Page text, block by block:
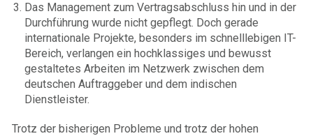
Das Management zum Vertragsabschluss hin und in der
Durchführung wurde nicht gepflegt. Doch gerade
internationale Projekte, besonders im schnelllebigen IT-
Bereich, verlangen ein hochklassiges und bewusst
gestaltetes Arbeiten im Netzwerk zwischen dem
deutschen Auftraggeber und dem indischen
Dienstleister.
Trotz der bisherigen Probleme und trotz der hohen